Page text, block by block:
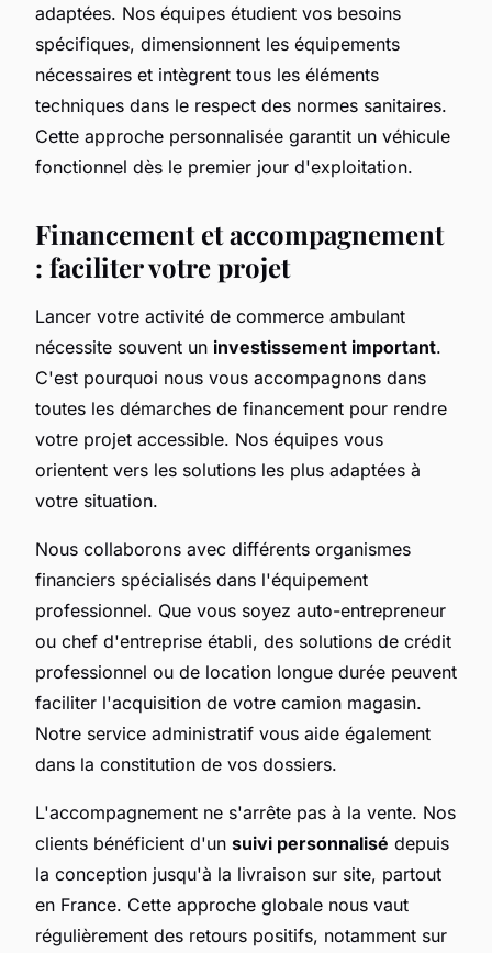
adaptées. Nos équipes étudient vos besoins
spécifiques, dimensionnent les équipements
nécessaires et intègrent tous les éléments
techniques dans le respect des normes sanitaires.
Cette approche personnalisée garantit un véhicule
fonctionnel dès le premier jour d'exploitation.
Financement et accompagnement
: faciliter votre projet
Lancer votre activité de commerce ambulant
nécessite souvent un investissement important.
C'est pourquoi nous vous accompagnons dans
toutes les démarches de financement pour rendre
votre projet accessible. Nos équipes vous
orientent vers les solutions les plus adaptées à
votre situation.
Nous collaborons avec différents organismes
financiers spécialisés dans l'équipement
professionnel. Que vous soyez auto-entrepreneur
ou chef d'entreprise établi, des solutions de crédit
professionnel ou de location longue durée peuvent
faciliter l'acquisition de votre camion magasin.
Notre service administratif vous aide également
dans la constitution de vos dossiers.
L'accompagnement ne s'arrête pas à la vente. Nos
clients bénéficient d'un suivi personnalisé depuis
la conception jusqu'à la livraison sur site, partout
en France. Cette approche globale nous vaut
régulièrement des retours positifs, notamment sur